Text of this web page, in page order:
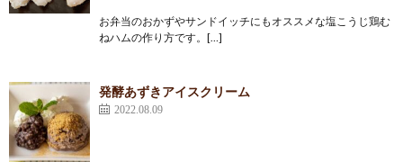
お弁当のおかずやサンドイッチにもオススメな塩こうじ鶏む
ねハムの作り方です。[…]
発酵あずきアイスクリーム
2022.08.09